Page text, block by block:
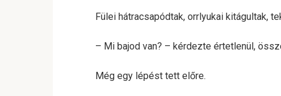
Fülei hátracsapódtak, orrlyukai kitágultak,
– Mi bajod van? – kérdezte értetlenül,
Még egy lépést tett előre.